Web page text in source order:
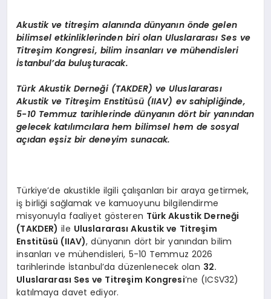
Akustik ve titreşim alanında dünyanın önde gelen
bilimsel etkinliklerinden biri olan Uluslararası Ses ve
Titreşim Kongresi, bilim insanlarıve mühendisleri
İstanbul’da buluşturacak.
Türk Akustik Derneği (TAKDER) ve Uluslararası
Akustik ve Titreşim Enstitüsü (IIAV) ev sahipliğinde,
5-10 Temmuz tarihlerinde dünyanın dört bir yanından
gelecek katılımcılara hem bilimsel hem de sosyal
açıdan eşsiz bir deneyim sunacak.
Türkiye’de akustikle ilgili çalışanları bir araya getirmek,
iş birliği sağlamak ve kamuoyunu bilgilendirme
misyonuyla faaliyet gösteren Türk Akustik Derneği
(TAKDER) ile Uluslararası Akustik ve Titreşim
Enstitüsü (IIAV), dünyanın dört bir yanından bilim
insanları ve mühendisleri, 5-10 Temmuz 2026
tarihlerinde İstanbul’da düzenlenecek olan 32.
Uluslararası Ses ve Titreşim Kongresi’ne (ICSV32)
katılmaya davet ediyor.